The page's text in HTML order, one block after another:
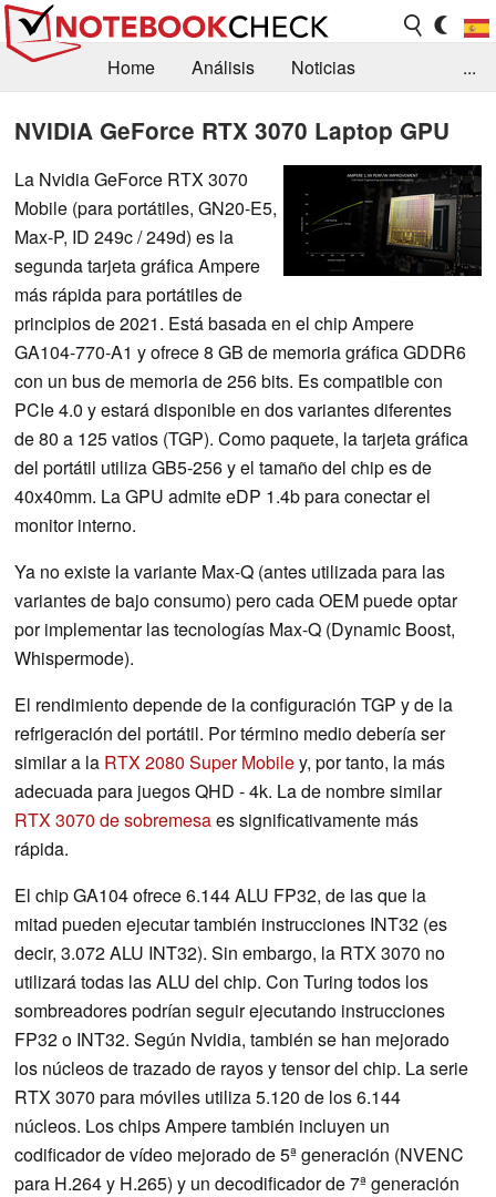
Home Análisis
Noticias
Busca
Contacto
...
NVIDIA GeForce RTX 3070 Laptop GPU
La Nvidia GeForce RTX 3070
Mobile (para portátiles, GN20-E5,
Max-P, ID 249c / 249d) es la
segunda tarjeta gráfica Ampere
más rápida para portátiles de
principios de 2021. Está basada en el chip Ampere
GA104-770-A1 y ofrece 8 GB de memoria gráfica GDDR6
con un bus de memoria de 256 bits. Es compatible con
PCIe 4.0 y estará disponible en dos variantes diferentes
de 80 a 125 vatios (TGP). Como paquete, la tarjeta gráfica
del portátil utiliza GB5-256 y el tamaño del chip es de
40x40mm. La GPU admite eDP 1.4b para conectar el
monitor interno.
Ya no existe la variante Max-Q (antes utilizada para las
variantes de bajo consumo) pero cada OEM puede optar
por implementar las tecnologías Max-Q (Dynamic Boost,
Whispermode).
El rendimiento depende de la configuración TGP y de la
refrigeración del portátil. Por término medio debería ser
similar a la RTX 2080 Super Mobiley, por tanto, la más
adecuada para juegos QHD - 4k. La de nombre similar
RTX 3070 de sobremesaes significativamente más
rápida.
El chip GA104 ofrece 6.144 ALU FP32, de las que la
mitad pueden ejecutar también instrucciones INT32 (es
decir, 3.072 ALU INT32). Sin embargo, la RTX 3070 no
utilizará todas las ALU del chip. Con Turing todos los
sombreadores podrían seguir ejecutando instrucciones
FP32 o INT32. Según Nvidia, también se han mejorado
los núcleos de trazado de rayos y tensor del chip. La serie
RTX 3070 para móviles utiliza 5.120 de los 6.144
núcleos. Los chips Ampere también incluyen un
codificador de vídeo mejorado de 5ª generación (NVENC
para H.264 y H.265) y un decodificador de 7ª generación